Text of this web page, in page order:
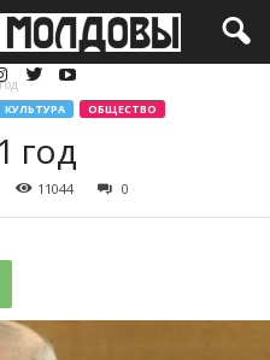
КУЛЬТУРА ОБЩЕСТВО
год
11044 0